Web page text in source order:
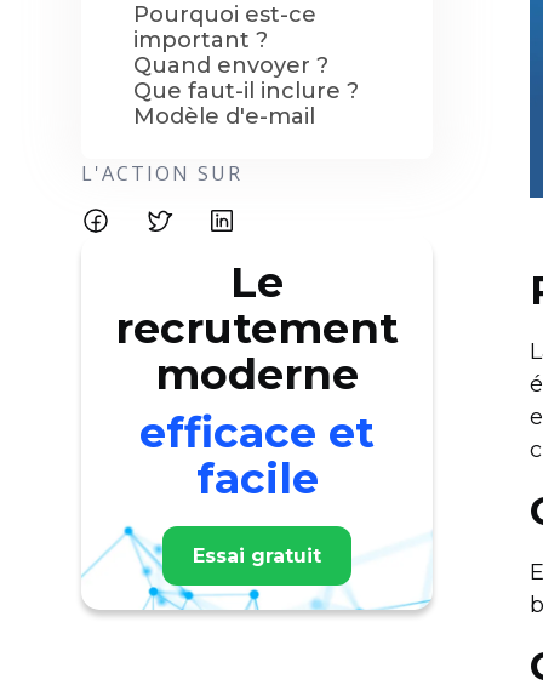
Pourquoi est-ce
important ?
Quand envoyer ?
Que faut-il inclure ?
Modèle d'e-mail
L'ACTION SUR
Le
recrutement
moderne
efficace et
facile
Essai gratuit